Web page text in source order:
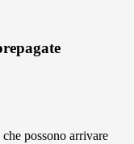
che possono arrivare